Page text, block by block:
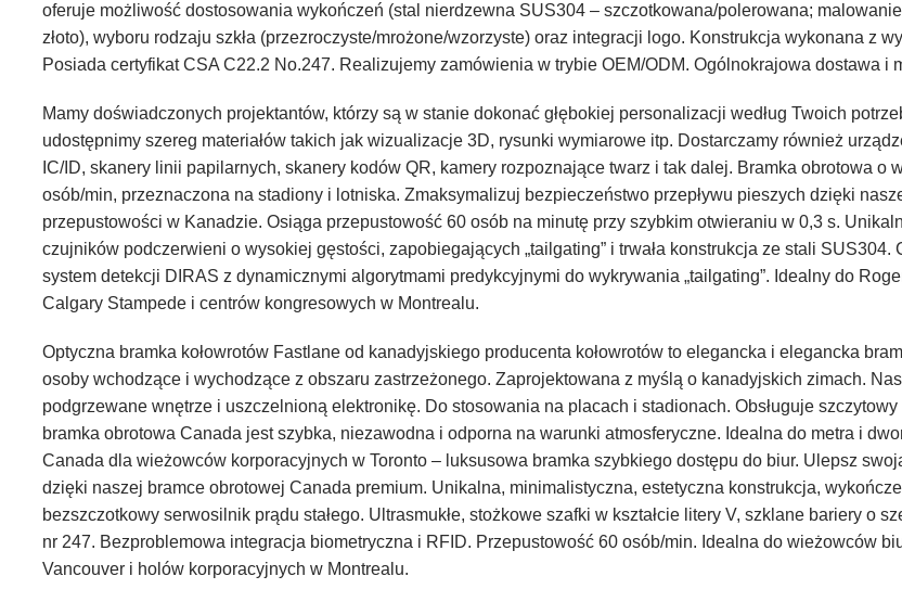
oferuje możliwość dostosowania wykończeń (stal nierdzewna SUS304 – szczotkowana/polerowana;
złoto), wyboru rodzaju szkła (przezroczyste/mrożone/wzorzyste) oraz integracji logo. Konstrukcja wykonana z
Posiada certyfikat CSA C22.2 No.247. Realizujemy zamówienia w trybie OEM/ODM. Ogólnokrajowa dostawa i
Mamy doświadczonych projektantów, którzy są w stanie dokonać głębokiej personalizacji według Twoich
udostępnimy szereg materiałów takich jak wizualizacje 3D, rysunki wymiarowe itp. Dostarczamy również
IC/ID, skanery linii papilarnych, skanery kodów QR, kamery rozpoznające twarz i tak dalej. Bramka obrotowa o
osób/min, przeznaczona na stadiony i lotniska. Zmaksymalizuj bezpieczeństwo przepływu pieszych dzięki
przepustowości w Kanadzie. Osiąga przepustowość 60 osób na minutę przy szybkim otwieraniu w 0,3 s.
czujników podczerwieni o wysokiej gęstości, zapobiegających „tailgating” i trwała konstrukcja ze stali
system detekcji DIRAS z dynamicznymi algorytmami predykcyjnymi do wykrywania „tailgating”. Idealny do
Calgary Stampede i centrów kongresowych w Montrealu.
Optyczna bramka kołowrotów Fastlane od kanadyjskiego producenta kołowrotów to elegancka i elegancka
osoby wchodzące i wychodzące z obszaru zastrzeżonego. Zaprojektowana z myślą o kanadyjskich zimach.
podgrzewane wnętrze i uszczelnioną elektronikę. Do stosowania na placach i stadionach. Obsługuje
bramka obrotowa Canada jest szybka, niezawodna i odporna na warunki atmosferyczne. Idealna do metra i
Canada dla wieżowców korporacyjnych w Toronto – luksusowa bramka szybkiego dostępu do biur. Ulepsz
dzięki naszej bramce obrotowej Canada premium. Unikalna, minimalistyczna, estetyczna konstrukcja,
bezszczotkowy serwosilnik prądu stałego. Ultrasmukłe, stożkowe szafki w kształcie litery V, szklane bariery o
nr 247. Bezproblemowa integracja biometryczna i RFID. Przepustowość 60 osób/min. Idealna do wieżowców
Vancouver i holów korporacyjnych w Montrealu.